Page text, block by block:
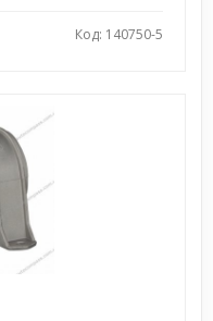
Код: 140750-5